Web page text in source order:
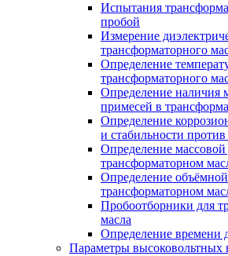
Испытания
пробой
Измерение
трансформаторного
Определение
трансформаторного
Определение наличия
примесей в
Определение
и стабильности
Определение массовой
трансформаторном
Определение объёмной
трансформаторном
Пробоотборники для
масла
Определение времени
Параметры высоковольтных